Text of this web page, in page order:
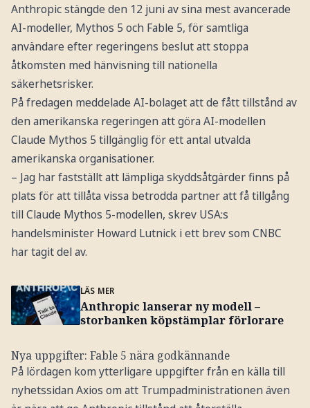
Anthropic stängde den 12 juni av sina mest avancerade
AI-modeller, Mythos 5 och Fable 5, för samtliga
användare efter regeringens beslut att stoppa
åtkomsten med hänvisning till nationella
säkerhetsrisker.
På fredagen meddelade AI-bolaget att de fått tillstånd av
den amerikanska regeringen att göra AI-modellen
Claude Mythos 5 tillgänglig för ett antal utvalda
amerikanska organisationer.
– Jag har fastställt att lämpliga skyddsåtgärder finns på
plats för att tillåta vissa betrodda partner att få tillgång
till Claude Mythos 5-modellen, skrev USA:s
handelsminister Howard Lutnick i ett brev som CNBC
har tagit del av.
LÄS MER
Anthropic lanserar ny modell –
storbanken köpstämplar förlorare
Nya uppgifter: Fable 5 nära godkännande
På lördagen kom ytterligare uppgifter från en källa till
nyhetssidan Axios om att Trumpadministrationen även